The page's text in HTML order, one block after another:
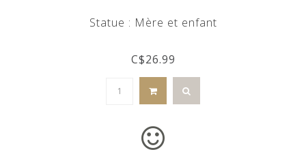
Statue : Mère et enfant
C$26.99